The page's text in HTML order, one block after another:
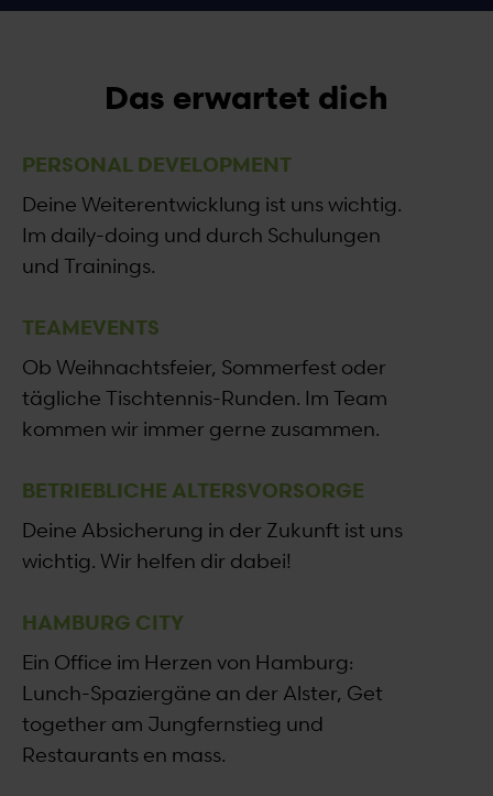
Das erwartet dich
PERSONAL DEVELOPMENT
Deine Weiterentwicklung ist uns wichtig.
Im daily-doing und durch Schulungen
und Trainings.
TEAMEVENTS
Ob Weihnachtsfeier, Sommerfest oder
tägliche Tischtennis-Runden. Im Team
kommen wir immer gerne zusammen.
BETRIEBLICHE ALTERSVORSORGE
Deine Absicherung in der Zukunft ist uns
wichtig. Wir helfen dir dabei!
HAMBURG CITY
Ein Office im Herzen von Hamburg:
Lunch-Spaziergäne an der Alster, Get
together am Jungfernstieg und
Restaurants en mass.